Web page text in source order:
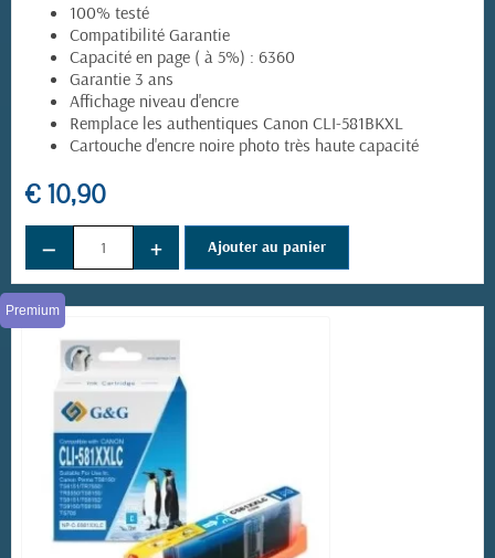
(23 avis)
100% testé
Compatibilité Garantie
Capacité en page ( à 5%) : 6360
Garantie 3 ans
Affichage niveau d'encre
Remplace les authentiques Canon CLI-581BKXL
Cartouche d'encre noire photo très haute capacité
€ 10,90
− + Ajouter au panier
Premium